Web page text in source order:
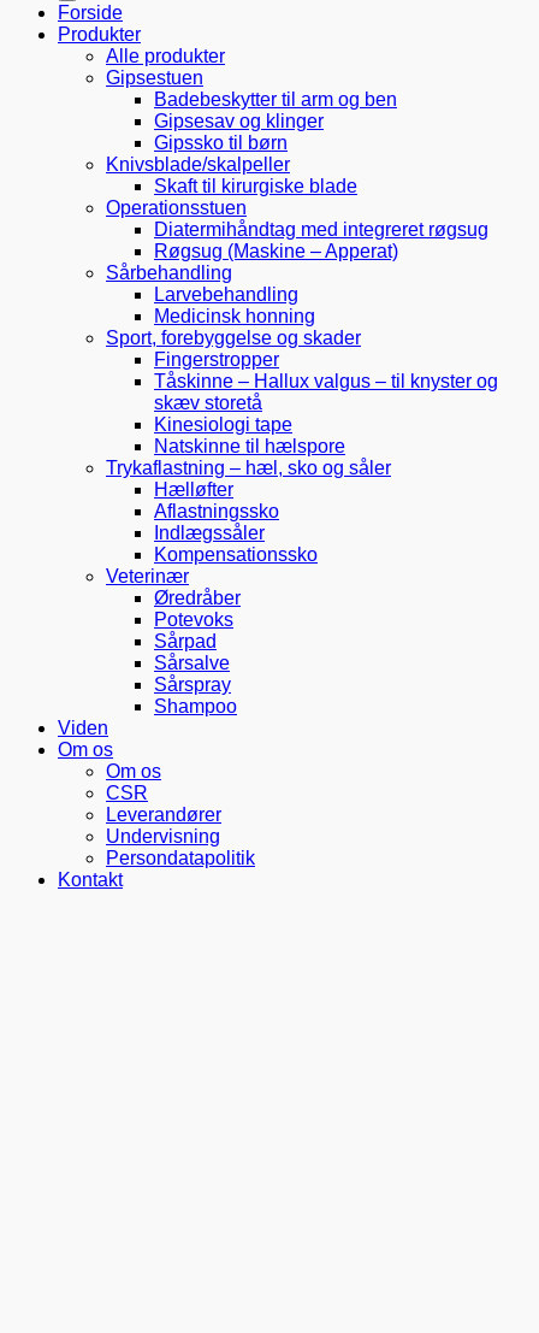
Forside
Produkter
Alle produkter
Gipsestuen
Badebeskytter til arm og ben
Gipsesav og klinger
Gipssko til børn
Knivsblade/skalpeller
Skaft til kirurgiske blade
Operationsstuen
Diatermihåndtag med integreret røgsug
Røgsug (Maskine – Apperat)
Sårbehandling
Larvebehandling
Medicinsk honning
Sport, forebyggelse og skader
Fingerstropper
Tåskinne – Hallux valgus – til knyster og
skæv storetå
Kinesiologi tape
Natskinne til hælspore
Trykaflastning – hæl, sko og såler
Hælløfter
Aflastningssko
Indlægssåler
Kompensationssko
Veterinær
Øredråber
Potevoks
Sårpad
Sårsalve
Sårspray
Shampoo
Viden
Om os
Om os
CSR
Leverandører
Undervisning
Persondatapolitik
Kontakt